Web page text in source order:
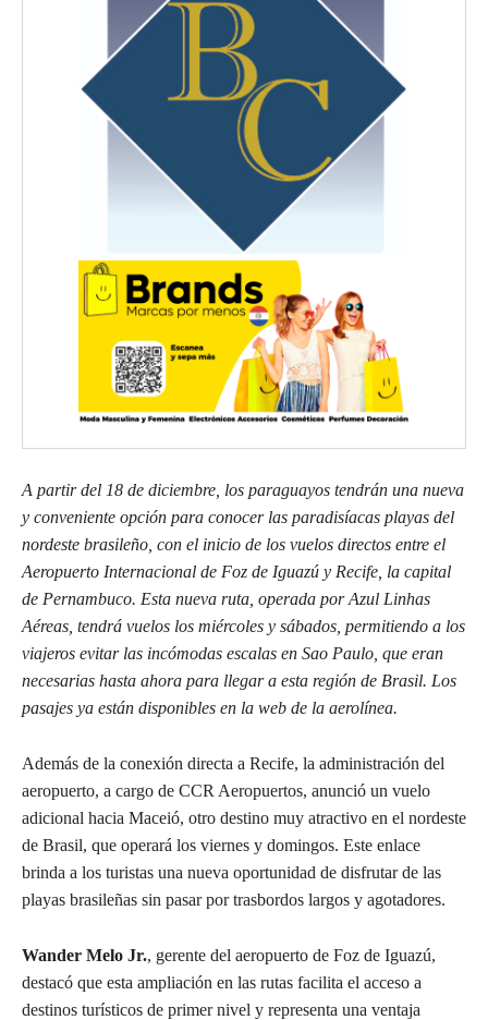
A partir del 18 de diciembre, los paraguayos tendrán una nueva
y conveniente opción para conocer las paradisíacas playas del
nordeste brasileño, con el inicio de los vuelos directos entre el
Aeropuerto Internacional de Foz de Iguazú y Recife, la capital
de Pernambuco. Esta nueva ruta, operada por Azul Linhas
Aéreas, tendrá vuelos los miércoles y sábados, permitiendo a los
viajeros evitar las incómodas escalas en Sao Paulo, que eran
necesarias hasta ahora para llegar a esta región de Brasil. Los
pasajes ya están disponibles en la web de la aerolínea.
Además de la conexión directa a Recife, la administración del
aeropuerto, a cargo de CCR Aeropuertos, anunció un vuelo
adicional hacia Maceió, otro destino muy atractivo en el nordeste
de Brasil, que operará los viernes y domingos. Este enlace
brinda a los turistas una nueva oportunidad de disfrutar de las
playas brasileñas sin pasar por trasbordos largos y agotadores.
Wander Melo Jr., gerente del aeropuerto de Foz de Iguazú,
destacó que esta ampliación en las rutas facilita el acceso a
destinos turísticos de primer nivel y representa una ventaja